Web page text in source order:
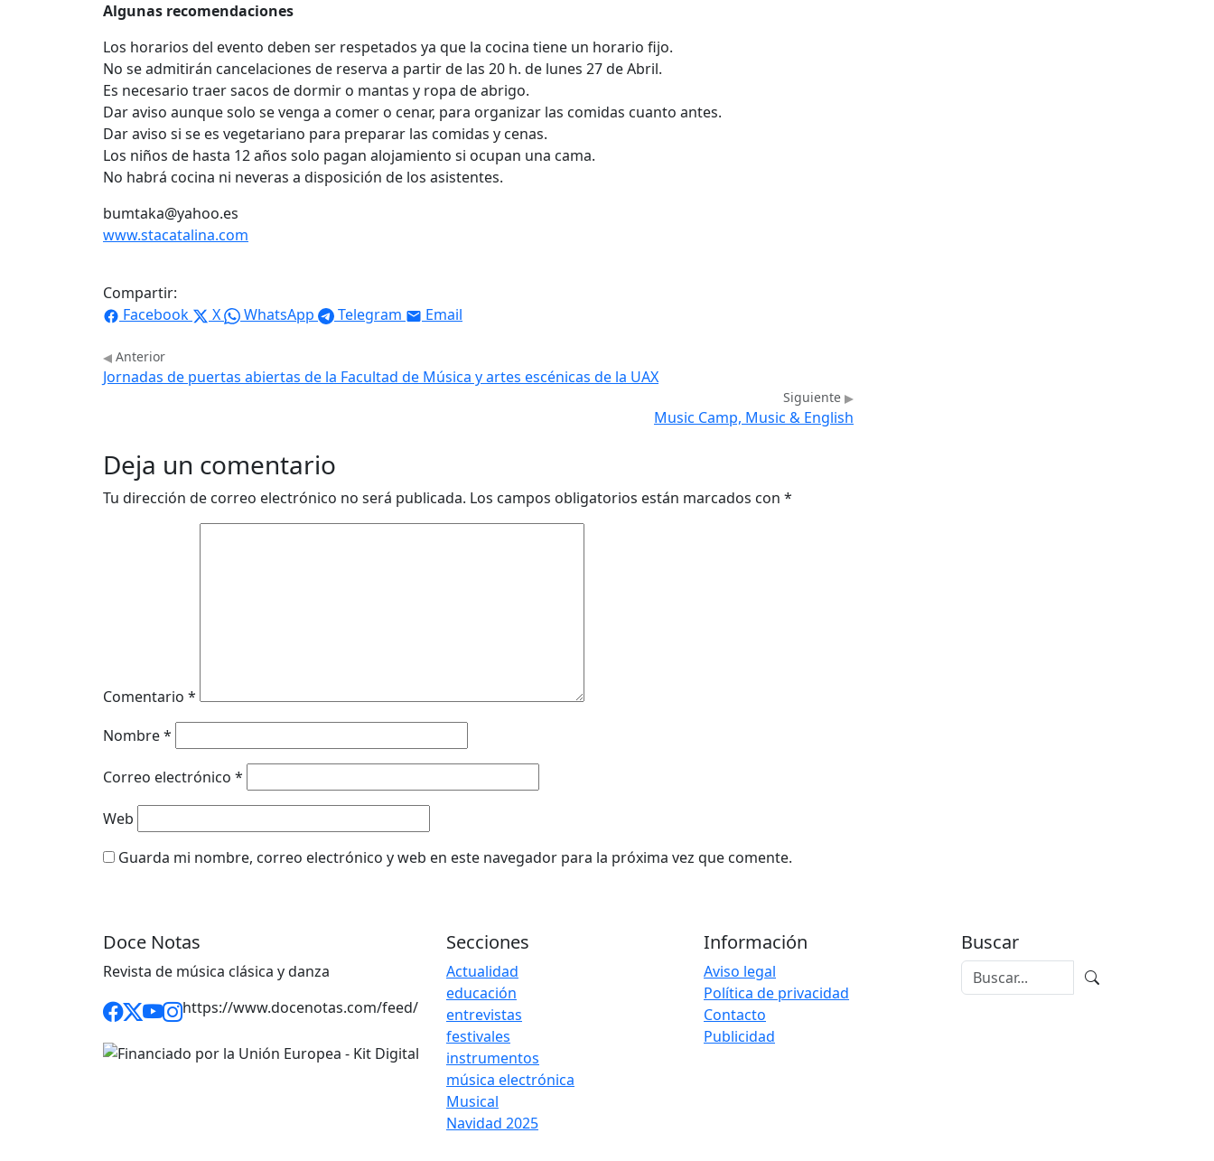
Algunas recomendaciones
Los horarios del evento deben ser respetados ya que la cocina tiene un horario fijo.
No se admitirán cancelaciones de reserva a partir de las 20 h. de lunes 27 de Abril.
Es necesario traer sacos de dormir o mantas y ropa de abrigo.
Dar aviso aunque solo se venga a comer o cenar, para organizar las comidas cuanto antes.
Dar aviso si se es vegetariano para preparar las comidas y cenas.
Los niños de hasta 12 años solo pagan alojamiento si ocupan una cama.
No habrá cocina ni neveras a disposición de los asistentes.
bumtaka@yahoo.es
www.stacatalina.com
Compartir:
Facebook
X WhatsApp Telegram Email
Anterior
Jornadas de puertas abiertas de la Facultad de Música y artes escénicas de la UAX
Siguiente
Music Camp, Music & English
Deja un comentario
Tu dirección de correo electrónico no será publicada. Los campos obligatorios están marcados con *
Comentario *
Nombre*
Correo electrónico *
Web
Guarda mi nombre, correo electrónico y web en este navegador para la próxima vez que comente.
Doce Notas
Revista de música clásica y danza
https://www.docenotas.com/feed/
Secciones
Actualidad
educación
entrevistas
festivales
instrumentos
música electrónica
Musical
Navidad 2025
Información
Aviso legal
Política de privacidad
Contacto
Publicidad
Buscar